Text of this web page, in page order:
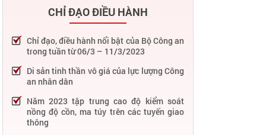
CHỈ ĐẠO ĐIỀU HÀNH
Chỉ đạo, điều hành nổi bật của Bộ Công an
trong tuần từ 06/3 – 11/3/2023
Di sản tinh thần vô giá của lực lượng Công
an nhân dân
Năm 2023 tập trung cao độ kiểm soát
nồng độ cồn, ma túy trên các tuyến giao
thông